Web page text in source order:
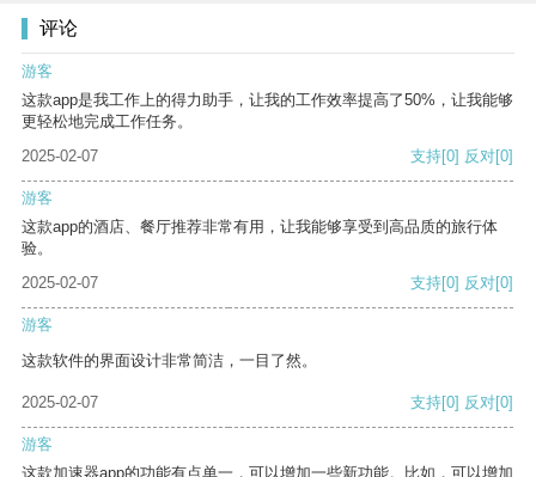
评论
游客
这款app是我工作上的得力助手，让我的工作效率提高了50%，让我能够
更轻松地完成工作任务。
2025-02-07
支持[0] 反对[0]
游客
这款app的酒店、餐厅推荐非常有用，让我能够享受到高品质的旅行体
验。
2025-02-07
支持[0] 反对[0]
游客
这款软件的界面设计非常简洁，一目了然。
2025-02-07 支持[0] 反对[0]
游客
这款加速器app的功能有点单一，可以增加一些新功能。比如，可以增加